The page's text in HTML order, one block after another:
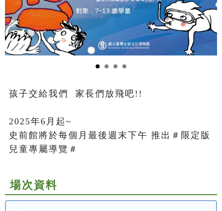
孩子交給我們  家長們放飛吧!!
2025年6月起~
史前館將於每個月最後週末下午 推出＃限定版
兒童專屬導覽＃
場次資料